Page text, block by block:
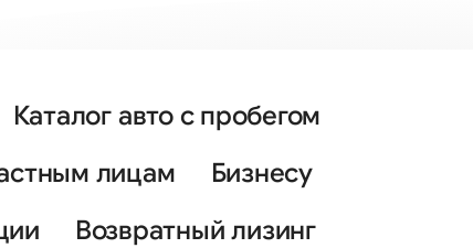
Каталог авто с пробегом
лицам
Бизнесу
Возвратный лизинг